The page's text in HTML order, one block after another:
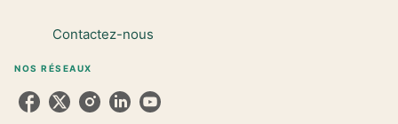
Contactez-nous
NOS RÉSEAUX